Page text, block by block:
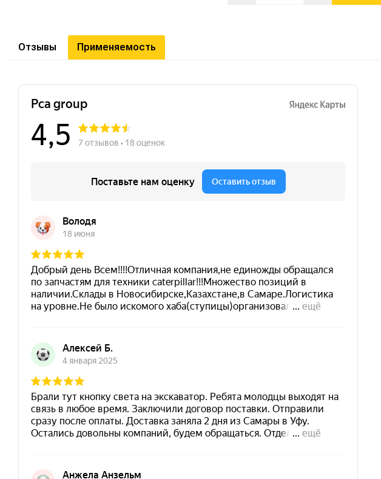
Отзывы Применяемость